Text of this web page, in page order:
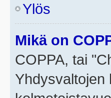
Ylös
Mikä on
COPPA, tai
Yhdysvaltojen